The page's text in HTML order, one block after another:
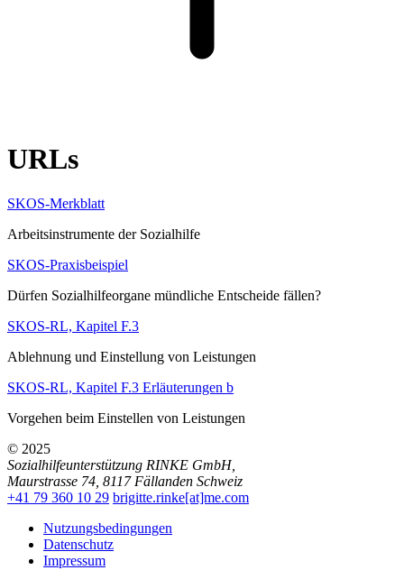
URLs
SKOS-Merkblatt
Arbeitsinstrumente der Sozialhilfe
SKOS-Praxisbeispiel
Dürfen Sozialhilfeorgane mündliche Entscheide fällen?
SKOS-RL, Kapitel F.3
Ablehnung und Einstellung von Leistungen
SKOS-RL, Kapitel F.3 Erläuterungen b
Vorgehen beim Einstellen von Leistungen
© 2025
Sozialhilfeunterstützung RINKE GmbH,
Maurstrasse 74 8117 Fällanden Schweiz
+41 79 360 10 29 brigitte.rinke[at]me.com
Nutzungsbedingungen
Datenschutz
Impressum